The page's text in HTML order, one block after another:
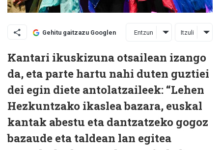
Gehitu gaitzazu Googlen Entzun Itzuli
Kantari ikuskizuna otsailean izango
da, eta parte hartu nahi duten guztiei
dei egin diete antolatzaileek: “Lehen
Hezkuntzako ikaslea bazara, euskal
kantak abestu eta dantzatzeko gogoz
bazaude eta taldean lan egitea